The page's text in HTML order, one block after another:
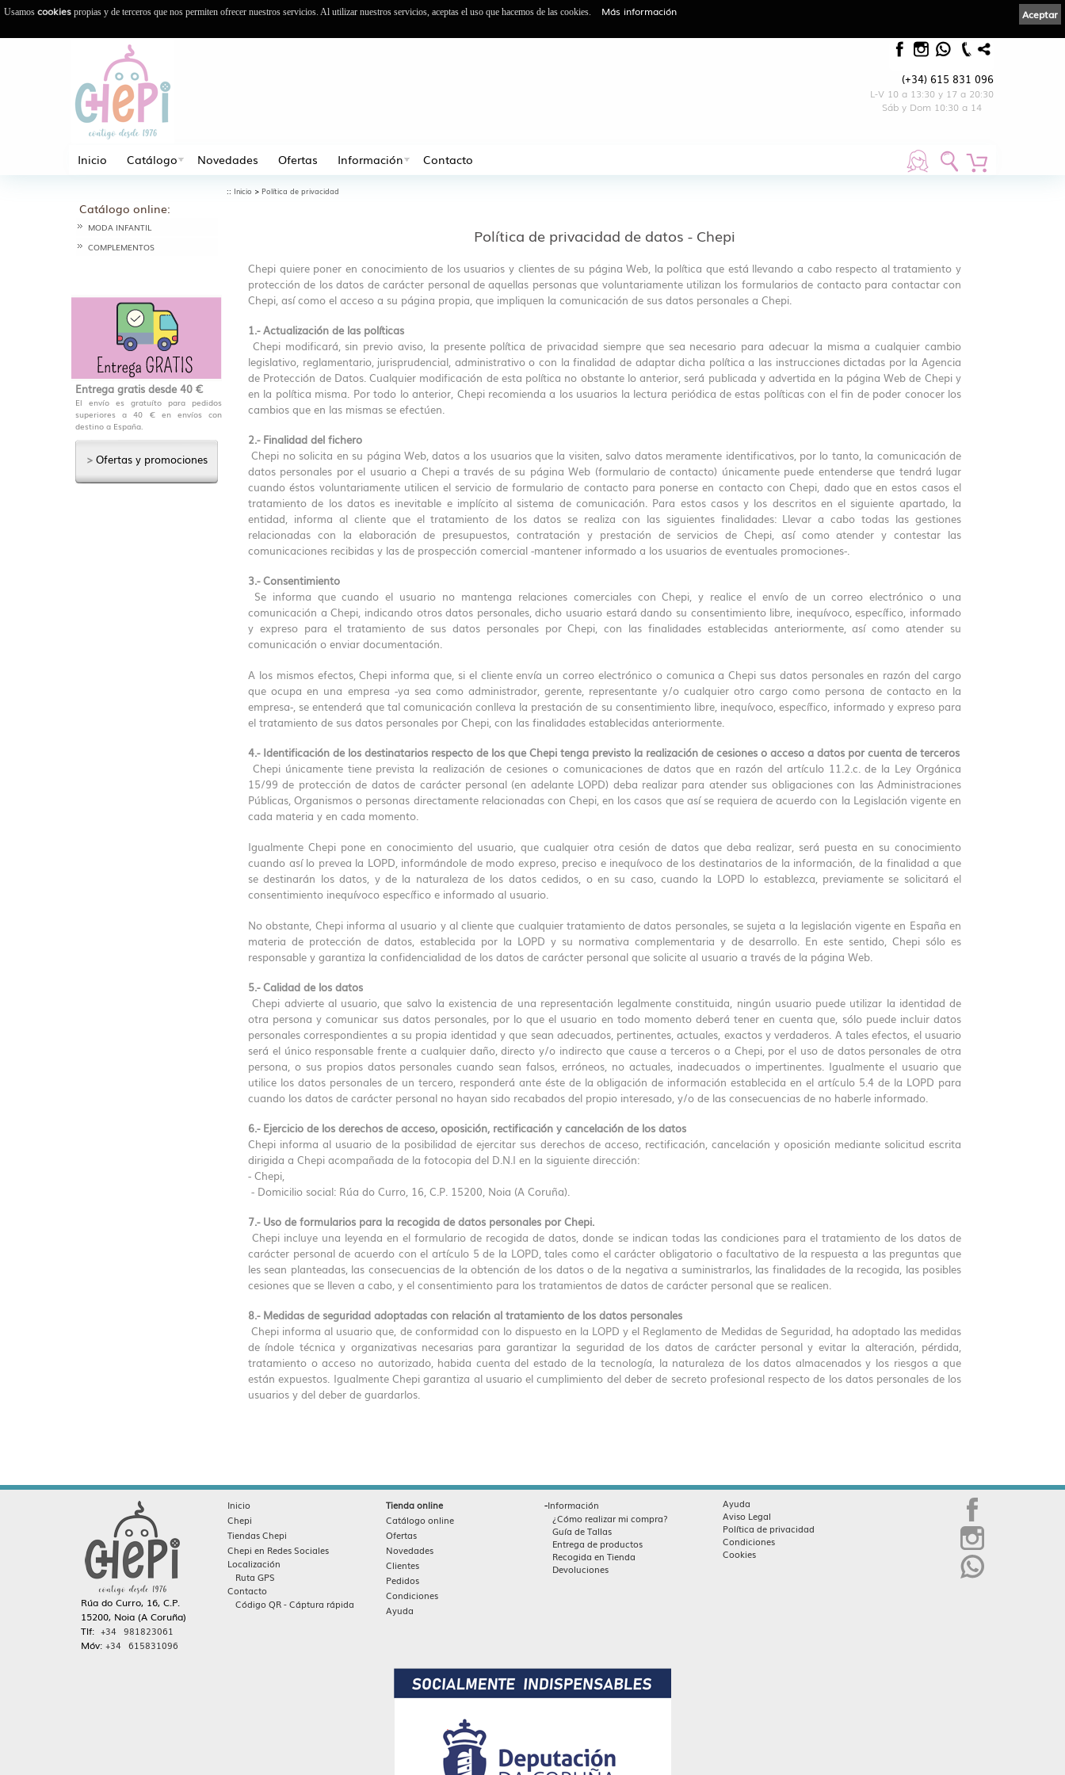
(+34) 615 831 096
L-V 10 a 13:30 y 17 a 20:30
Sáb y Dom 10:30 a 14
Inicio Catálogo Novedades Ofertas Información Contacto
Catálogo online:
MODA INFANTIL
COMPLEMENTOS
Entrega gratis desde 40 €
El envío es gratuíto para pedidos
superiores a 40 € en envíos con
destino a España.
> Ofertas y promociones
:: Inicio > Política de privacidad
Política de privacidad de datos - Chepi
Chepi quiere poner en conocimiento de los usuarios y clientes de su página Web, la política que está llevando a cabo respecto al tratamiento y
protección de los datos de carácter personal de aquellas personas que voluntariamente utilizan los formularios de contacto para contactar con
Chepi, así como el acceso a su página propia, que impliquen la comunicación de sus datos personales a Chepi.
1.- Actualización de las políticas
Chepi modificará, sin previo aviso, la presente política de privacidad siempre que sea necesario para adecuar la misma a cualquier cambio
legislativo, reglamentario, jurisprudencial, administrativo o con la finalidad de adaptar dicha política a las instrucciones dictadas por la Agencia
de Protección de Datos. Cualquier modificación de esta política no obstante lo anterior, será publicada y advertida en la página Web de Chepi y
en la política misma. Por todo lo anterior, Chepi recomienda a los usuarios la lectura periódica de estas políticas con el fin de poder conocer los
cambios que en las mismas se efectúen.
2.- Finalidad del fichero
Chepi no solicita en su página Web, datos a los usuarios que la visiten, salvo datos meramente identificativos, por lo tanto, la comunicación de
datos personales por el usuario a Chepi a través de su página Web (formulario de contacto) únicamente puede entenderse que tendrá lugar
cuando éstos voluntariamente utilicen el servicio de formulario de contacto para ponerse en contacto con Chepi, dado que en estos casos el
tratamiento de los datos es inevitable e implícito al sistema de comunicación. Para estos casos y los descritos en el siguiente apartado, la
entidad, informa al cliente que el tratamiento de los datos se realiza con las siguientes finalidades: Llevar a cabo todas las gestiones
relacionadas con la elaboración de presupuestos, contratación y prestación de servicios de Chepi, así como atender y contestar las
comunicaciones recibidas y las de prospección comercial -mantener informado a los usuarios de eventuales promociones-.
3.- Consentimiento
Se informa que cuando el usuario no mantenga relaciones comerciales con Chepi, y realice el envío de un correo electrónico o una
comunicación a Chepi, indicando otros datos personales, dicho usuario estará dando su consentimiento libre, inequívoco, específico, informado
y expreso para el tratamiento de sus datos personales por Chepi, con las finalidades establecidas anteriormente, así como atender su
comunicación o enviar documentación.
A los mismos efectos, Chepi informa que, si el cliente envía un correo electrónico o comunica a Chepi sus datos personales en razón del cargo
que ocupa en una empresa -ya sea como administrador, gerente, representante y/o cualquier otro cargo como persona de contacto en la
empresa-, se entenderá que tal comunicación conlleva la prestación de su consentimiento libre, inequívoco, específico, informado y expreso para
el tratamiento de sus datos personales por Chepi, con las finalidades establecidas anteriormente.
4.- Identificación de los destinatarios respecto de los que Chepi tenga previsto la realización de cesiones o acceso a datos por cuenta de terceros
Chepi únicamente tiene prevista la realización de cesiones o comunicaciones de datos que en razón del artículo 11.2.c. de la Ley Orgánica
15/99 de protección de datos de carácter personal (en adelante LOPD) deba realizar para atender sus obligaciones con las Administraciones
Públicas, Organismos o personas directamente relacionadas con Chepi, en los casos que así se requiera de acuerdo con la Legislación vigente en
cada materia y en cada momento.
Igualmente Chepi pone en conocimiento del usuario, que cualquier otra cesión de datos que deba realizar, será puesta en su conocimiento
cuando así lo prevea la LOPD, informándole de modo expreso, preciso e inequívoco de los destinatarios de la información, de la finalidad a que
se destinarán los datos, y de la naturaleza de los datos cedidos, o en su caso, cuando la LOPD lo establezca, previamente se solicitará el
consentimiento inequívoco específico e informado al usuario.
No obstante, Chepi informa al usuario y al cliente que cualquier tratamiento de datos personales, se sujeta a la legislación vigente en España en
materia de protección de datos, establecida por la LOPD y su normativa complementaria y de desarrollo. En este sentido, Chepi sólo es
responsable y garantiza la confidencialidad de los datos de carácter personal que solicite al usuario a través de la página Web.
5.- Calidad de los datos
Chepi advierte al usuario, que salvo la existencia de una representación legalmente constituida, ningún usuario puede utilizar la identidad de
otra persona y comunicar sus datos personales, por lo que el usuario en todo momento deberá tener en cuenta que, sólo puede incluir datos
personales correspondientes a su propia identidad y que sean adecuados, pertinentes, actuales, exactos y verdaderos. A tales efectos, el usuario
será el único responsable frente a cualquier daño, directo y/o indirecto que cause a terceros o a Chepi, por el uso de datos personales de otra
persona, o sus propios datos personales cuando sean falsos, erróneos, no actuales, inadecuados o impertinentes. Igualmente el usuario que
utilice los datos personales de un tercero, responderá ante éste de la obligación de información establecida en el artículo 5.4 de la LOPD para
cuando los datos de carácter personal no hayan sido recabados del propio interesado, y/o de las consecuencias de no haberle informado.
6.- Ejercicio de los derechos de acceso, oposición, rectificación y cancelación de los datos
Chepi informa al usuario de la posibilidad de ejercitar sus derechos de acceso, rectificación, cancelación y oposición mediante solicitud escrita
dirigida a Chepi acompañada de la fotocopia del D.N.I en la siguiente dirección:
- Chepi,
- Domicilio social: Rúa do Curro, 16, C.P. 15200, Noia (A Coruña).
7.- Uso de formularios para la recogida de datos personales por Chepi.
Chepi incluye una leyenda en el formulario de recogida de datos, donde se indican todas las condiciones para el tratamiento de los datos de
carácter personal de acuerdo con el artículo 5 de la LOPD, tales como el carácter obligatorio o facultativo de la respuesta a las preguntas que
les sean planteadas, las consecuencias de la obtención de los datos o de la negativa a suministrarlos, las finalidades de la recogida, las posibles
cesiones que se lleven a cabo, y el consentimiento para los tratamientos de datos de carácter personal que se realicen.
8.- Medidas de seguridad adoptadas con relación al tratamiento de los datos personales
Chepi informa al usuario que, de conformidad con lo dispuesto en la LOPD y el Reglamento de Medidas de Seguridad, ha adoptado las medidas
de índole técnica y organizativas necesarias para garantizar la seguridad de los datos de carácter personal y evitar la alteración, pérdida,
tratamiento o acceso no autorizado, habida cuenta del estado de la tecnología, la naturaleza de los datos almacenados y los riesgos a que
están expuestos. Igualmente Chepi garantiza al usuario el cumplimiento del deber de secreto profesional respecto de los datos personales de los
usuarios y del deber de guardarlos.
Rúa do Curro, 16, C.P.
15200, Noia (A Coruña)
Tlf: +34 981823061
Móv: +34 615831096
Inicio
Chepi
Tiendas Chepi
Chepi en Redes Sociales
Localización
Ruta GPS
Contacto
Código QR - Cáptura rápida
Tienda online
Catálogo online
Ofertas
Novedades
Clientes
Pedidos
Condiciones
Ayuda
-Información
¿Cómo realizar mi compra?
Guía de Tallas
Entrega de productos
Recogida en Tienda
Devoluciones
Ayuda
Aviso Legal
Política de privacidad
Condiciones
Cookies
Aceptar
Usamos cookies propias y de terceros que nos permiten ofrecer nuestros servicios. Al utilizar nuestros servicios, aceptas el uso que hacemos de las cookies. Más información